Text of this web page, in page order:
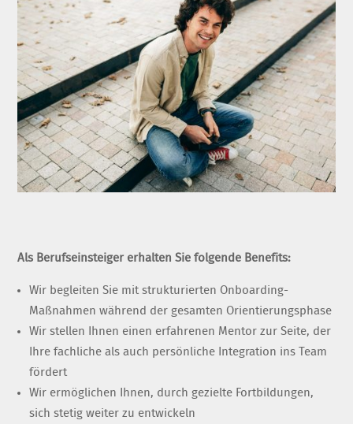
Als Berufseinsteiger erhalten Sie folgende Benefits:
Wir begleiten Sie mit strukturierten Onboarding-
Maßnahmen während der gesamten Orientierungsphase
Wir stellen Ihnen einen erfahrenen Mentor zur Seite, der
Ihre fachliche als auch persönliche Integration ins Team
fördert
Wir ermöglichen Ihnen, durch gezielte Fortbildungen,
sich stetig weiter zu entwickeln